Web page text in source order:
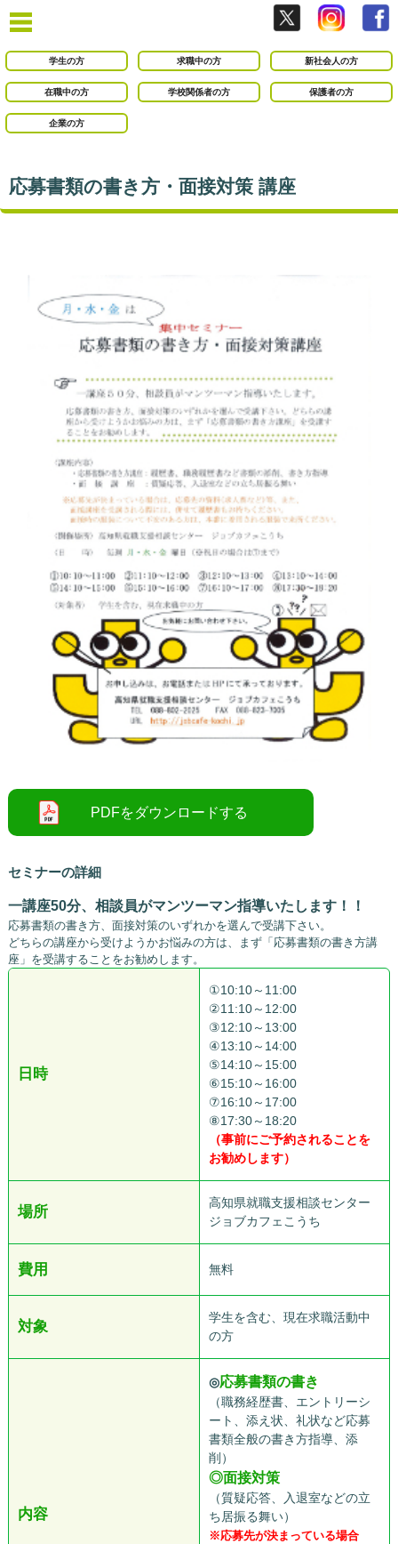
学生の方 求職中の方 新社会人の方
在職中の方 学校関係者の方 保護者の方
企業の方
応募書類の書き方・面接対策 講座
セミナーの詳細
一講座50分、相談員がマンツーマン指導いたします！！
応募書類の書き方、面接対策のいずれかを選んで受講下さい。
どちらの講座から受けようかお悩みの方は、まず「応募書類の書き方講
座」を受講することをお勧めします。
日時
①10:10～11:00
②11:10～12:00
③12:10～13:00
④13:10～14:00
⑤14:10～15:00
⑥15:10～16:00
⑦16:10～17:00
⑧17:30～18:20
（事前にご予約されることを
お勧めします）
場所
高知県就職支援相談センター
ジョブカフェこうち
費用 無料
対象
学生を含む、現在求職活動中
の方
内容
◎応募書類の書き
（職務経歴書、エントリーシ
ート、添え状、礼状など応募
書類全般の書き方指導、添
削）
◎面接対策
（質疑応答、入退室などの立
ち居振る舞い）
※応募先が決まっている場合